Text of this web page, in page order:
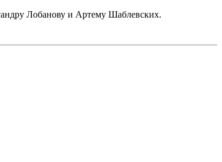
Лобанову и Артему Шаблевских.